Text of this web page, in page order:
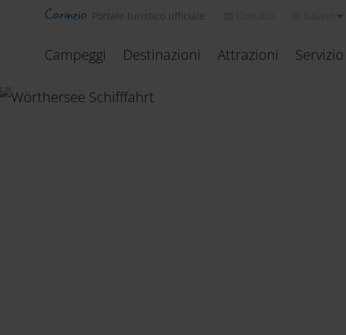
Carinzia Portale turistico ufficiale
Campeggi Destinazioni Attrazioni Servizio